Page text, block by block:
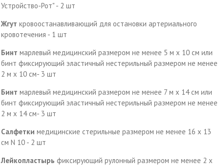
Устройство-Рот" - 2 шт
Жгут кровоостанавливающий для остановки артериального
кровотечения - 1 шт
Бинт марлевый медицинский размером не менее 5 м x 10 см или
бинт фиксирующий эластичный нестерильный размером не менее
2 м x 10 см- 3 шт
Бинт марлевый медицинский размером не менее 7 м x 14 см или
бинт фиксирующий эластичный нестерильный размером не менее
2 м x 14 см- 3 шт
Салфетки медицинские стерильные размером не менее 16 x 13
см N 10 - 2 шт
Лейкопластырь фиксирующий рулонный размером не менее 2 x